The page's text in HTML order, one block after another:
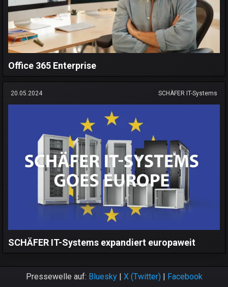
Office 365 Enterprise
20.05.2024 SCHÄFER IT-Systems
SCHÄFER IT-Systems expandiert europaweit
Pressewelle auf: Bluesky| X (Twitter)| Facebook